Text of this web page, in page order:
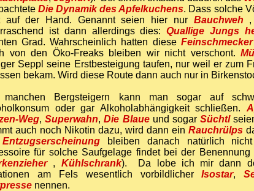
Die Dynamik des Apfelkuchens. Dass solche
auf der Hand. Genannt seien hier nur Bauchweh ,
ist dann allerdings dies:Quallige Jungs
Grad. Wahrscheinlich hatten diese Feinschmecker
von den Öko-Freaks bleiben wir nicht verschont.
Seppl seine Erstbesteigung taufen, nur weil er zum
bekam. Wird diese Route dann auch nur in
manchen Bergsteigern kann man sogar auf
oder gar Alkoholabhängigkeit schließen.
Weg,Superwahn,Die Blaueund sogarSüchtl
auch noch Nikotin dazu, wird dann ein Rauchrülps
Entzugserscheinung
bleiben danach natürlich
für solche Saufgelage findet bei der Benennung
, Kühlschrank). Da lobe ich mir dann
am Fels wesentlich vorbildlicherIsostar,
nennen.